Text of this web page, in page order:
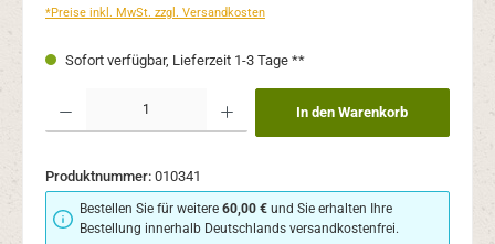
*Preise inkl. MwSt. zzgl. Versandkosten
Sofort verfügbar, Lieferzeit 1-3 Tage **
In den Warenkorb
Produktnummer: 010341
Bestellen Sie für weitere60,00 € und Sie erhalten Ihre
Bestellung innerhalb Deutschlands versandkostenfrei.